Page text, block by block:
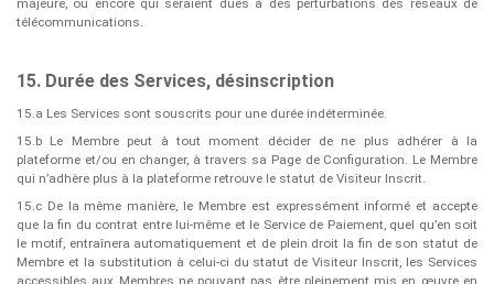
majeure, ou encore qui seraient dues à des perturbations des réseaux de
télécommunications.
15. Durée des Services, désinscription
15.a Les Services sont souscrits pour une durée indéterminée.
15.b Le Membre peut à tout moment décider de ne plus adhérer à la
plateforme et/ou en changer, à travers sa Page de Configuration. Le Membre
qui n’adhère plus à la plateforme retrouve le statut de Visiteur Inscrit.
15.c De la même manière, le Membre est expressément informé et accepte
que la fin du contrat entre lui-même et le Service de Paiement, quel qu’en soit
le motif, entraînera automatiquement et de plein droit la fin de son statut de
Membre et la substitution à celui-ci du statut de Visiteur Inscrit, les Services